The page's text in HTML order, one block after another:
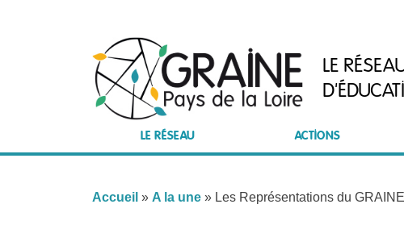
LE
LE RÉSEAU ACTIONS
Accueil » A la une » Les Représentations du